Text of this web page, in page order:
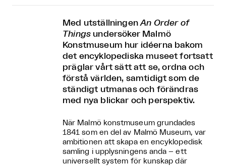
Med utställningenAn Order of
Things undersöker Malmö
Konstmuseum hur idéerna bakom
det encyklopediska museet fortsatt
präglar vårt sätt att se, ordna och
förstå världen, samtidigt som de
ständigt utmanas och förändras
med nya blickar och perspektiv.
När Malmö konstmuseum grundades
1841 som en del av Malmö Museum, var
ambitionen att skapa en encyklopedisk
samling i upplysningens anda – ett
universellt system för kunskap där